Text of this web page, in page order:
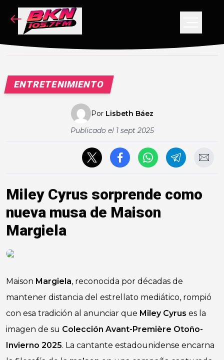
VIDEOS
ENTRETENIMIENTO
Por Lisbeth Báez
Publicado el 1 sept 2025
Miley Cyrus sorprende como
nueva musa de Maison
Margiela
Maison Margiela, reconocida por décadas de
mantener distancia del estrellato mediático, rompió
con esa tradición al anunciar que Miley Cyrus es la
imagen de su Colección Avant-Première Otoño-
Invierno 2025. La cantante estadounidense encarna